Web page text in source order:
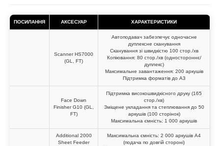
ПОСИЛАННЯ АКСЕСУАР ХАРАКТЕРИСТИКИ
Scanner HS7000
(GL, FT)
Автоподавач забезпечує одночасне
дуплексне сканування
Сканування зі швидкістю 100 стор./хв
Копіювання: 80 стор./хв (одностороннє/
дуплекс)
Максимальне завантаження: 200 аркушів
Підтримка форматів до A3
Face Down
Finisher G10 (GL,
FT)
Підтримка високошвидкісного друку (165
стор./хв)
Зміщене укладання та степлювання до 50
аркушів (100 сторінок)
Максимальна ємність: 1 000 аркушів
Additional 2000
Sheet Feeder
Максимальна ємність: 2 000 аркушів A4
(подача по довгій стороні)